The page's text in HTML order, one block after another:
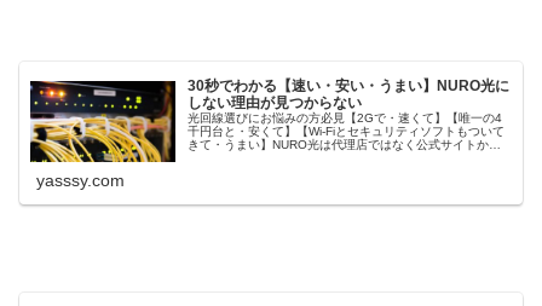
30秒でわかる【速い・安い・うまい】NURO光に
しない理由が見つからない
光回線選びにお悩みの方必見【2Gで・速くて】【唯一の4
千円台と・安くて】【Wi-Fiとセキュリティソフトもついて
きて・うまい】NURO光は代理店ではなく公式サイトから
yasssy.com